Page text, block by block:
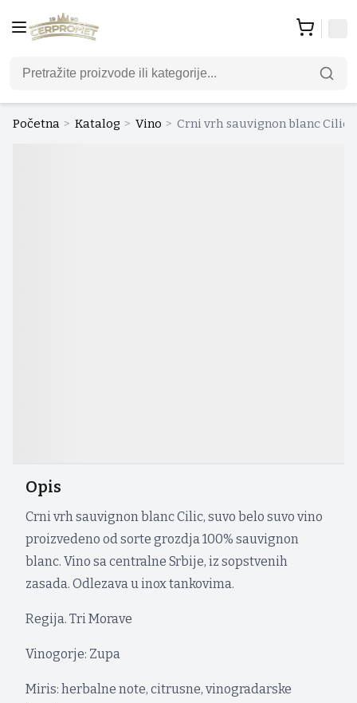
Početna > Katalog > Vino > Crni vrh sauvignon blanc Cilic
Opis
Crni vrh sauvignon blanc Cilic, suvo belo suvo vino
proizvedeno od sorte grozdja 100% sauvignon
blanc. Vino sa centralne Srbije, iz sopstvenih
zasada. Odlezava u inox tankovima.
Regija. Tri Morave
Vinogorje: Zupa
Miris: herbalne note, citrusne, vinogradarske